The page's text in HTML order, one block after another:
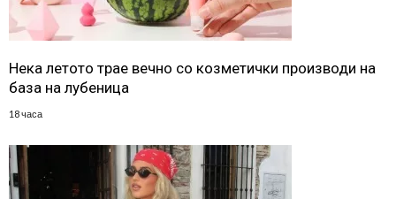
Нека летото трае вечно со козметички производи на
база на лубеница
18 часа